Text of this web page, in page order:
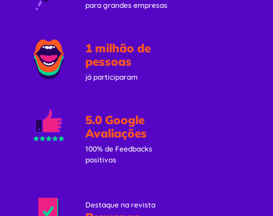
para grandes empresas
1 milhão de
pessoas
já participaram
5.0 Google
Avaliações
100% de Feedbacks
positivos
Destaque na revista